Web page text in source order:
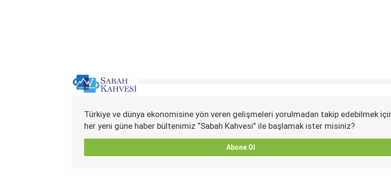
Türkiye ve dünya ekonomisine yön veren gelişmeleri yorulmadan takip edebilmek
her yeni güne haber bültenimiz “Sabah Kahvesi” ile başlamak ister misiniz?
Abone Ol